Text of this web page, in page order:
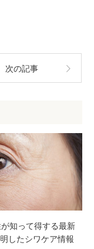
次の記事
知って得する最新
したシワケア情報